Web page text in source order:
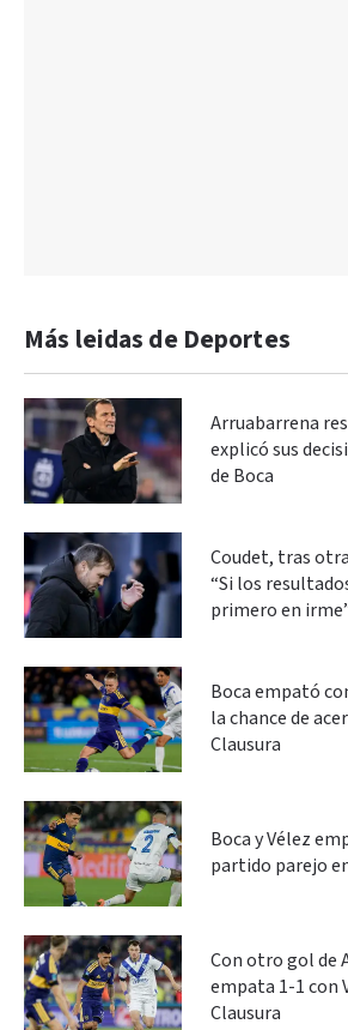
Más leidas de Deportes
Arruabarrena
explicó sus
de Boca
Coudet, tras
“Si los
primero en
Boca empató
la chance de
Clausura
Boca y Vélez
partido parejo
Con otro gol de
empata 1-1 con
Clausura